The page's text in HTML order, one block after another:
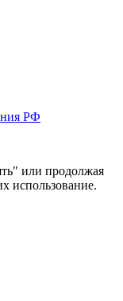
РФ
или продолжая
использование.